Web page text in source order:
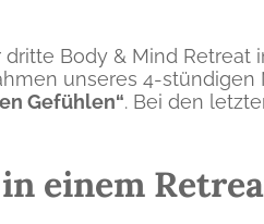
dritte Body & Mind
unseres 4-
Gefühlen“. Bei den
einem